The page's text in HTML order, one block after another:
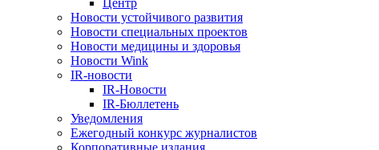
Новости устойчивого развития
Новости специальных проектов
Новости медицины и здоровья
Новости Wink
IR-новости
IR-Новости
IR-Бюллетень
Уведомления
Ежегодный конкурс журналистов
Корпоративные издания